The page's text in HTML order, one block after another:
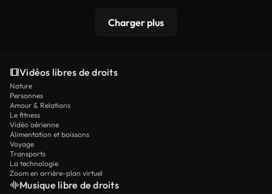
Charger plus
Vidéos libres de droits
Nature
Personnes
Amour & Relations
Le fitness
Vidéo aérienne
Alimentation et boissons
Voyage
Transports
La technologie
Zoom en arrière-plan virtuel
Musique libre de droits